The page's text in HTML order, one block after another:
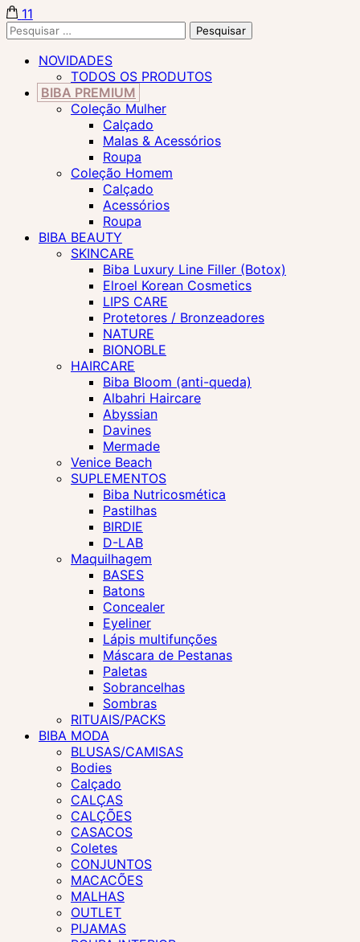
Biba Concept Store
11
Pesquisar
NOVIDADES
TODOS OS PRODUTOS
BIBA PREMIUM
Coleção Mulher
Calçado
Malas & Acessórios
Roupa
Coleção Homem
Calçado
Acessórios
Roupa
BIBA BEAUTY
SKINCARE
Biba Luxury Line Filler (Botox)
Elroel Korean Cosmetics
LIPS CARE
Protetores / Bronzeadores
NATURE
BIONOBLE
HAIRCARE
Biba Bloom (anti-queda)
Albahri Haircare
Abyssian
Davines
Mermade
Venice Beach
SUPLEMENTOS
Biba Nutricosmética
Pastilhas
BIRDIE
D-LAB
Maquilhagem
BASES
Batons
Concealer
Eyeliner
Lápis multifunções
Máscara de Pestanas
Paletas
Sobrancelhas
Sombras
RITUAIS/PACKS
BIBA MODA
BLUSAS/CAMISAS
Bodies
Calçado
CALÇAS
CALÇÕES
CASACOS
Coletes
CONJUNTOS
MACACÕES
MALHAS
OUTLET
PIJAMAS